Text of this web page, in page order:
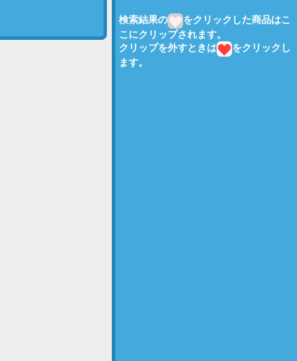
検索結果の
をクリックした商品はこ
こにクリップされます。
クリップを外すときは
をクリックし
ます。